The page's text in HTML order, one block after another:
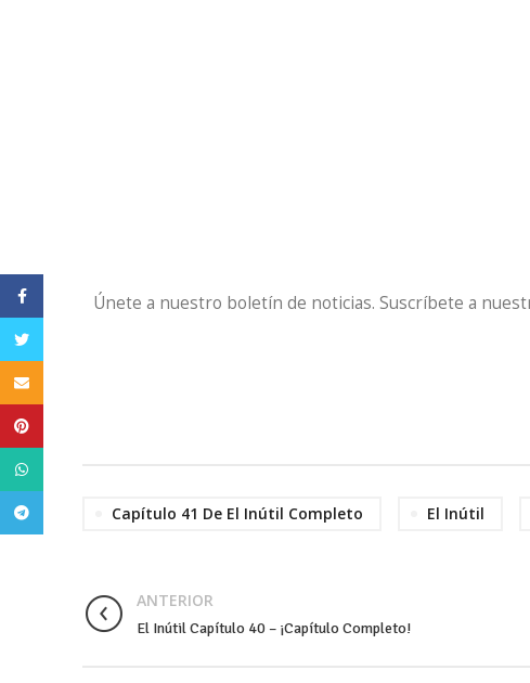
Únete a nuestro boletín de noticias. Suscríbete a
Capítulo 41 De El Inútil Completo El Inútil
ANTERIOR
El Inútil Capítulo 40 – ¡Capítulo Completo!
Facebook
Telegram